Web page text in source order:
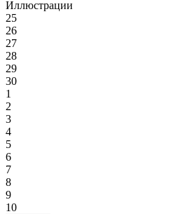
Иллюстрации
25
26
27
28
29
30
1
2
3
4
5
6
7
8
9
10